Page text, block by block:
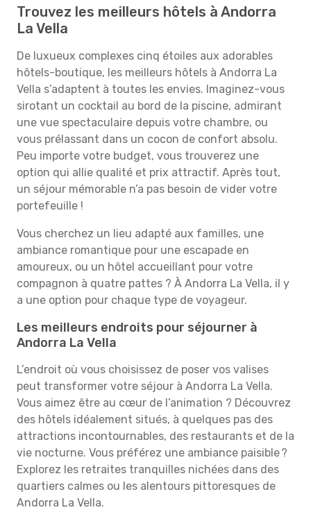
Trouvez les meilleurs hôtels à Andorra
La Vella
De luxueux complexes cinq étoiles aux adorables
hôtels-boutique, les meilleurs hôtels à Andorra La
Vella s’adaptent à toutes les envies. Imaginez-vous
sirotant un cocktail au bord de la piscine, admirant
une vue spectaculaire depuis votre chambre, ou
vous prélassant dans un cocon de confort absolu.
Peu importe votre budget, vous trouverez une
option qui allie qualité et prix attractif. Après tout,
un séjour mémorable n’a pas besoin de vider votre
portefeuille !
Vous cherchez un lieu adapté aux familles, une
ambiance romantique pour une escapade en
amoureux, ou un hôtel accueillant pour votre
compagnon à quatre pattes ? À Andorra La Vella, il y
a une option pour chaque type de voyageur.
Les meilleurs endroits pour séjourner à
Andorra La Vella
L’endroit où vous choisissez de poser vos valises
peut transformer votre séjour à Andorra La Vella.
Vous aimez être au cœur de l’animation ? Découvrez
des hôtels idéalement situés, à quelques pas des
attractions incontournables, des restaurants et de la
vie nocturne. Vous préférez une ambiance paisible ?
Explorez les retraites tranquilles nichées dans des
quartiers calmes ou les alentours pittoresques de
Andorra La Vella.